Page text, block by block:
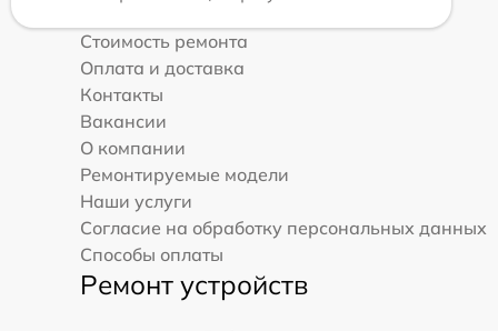
Стоимость ремонта
Оплата и доставка
Контакты
Вакансии
О компании
Ремонтируемые модели
Наши услуги
Согласие на обработку персональных данных
Способы оплаты
Ремонт устройств